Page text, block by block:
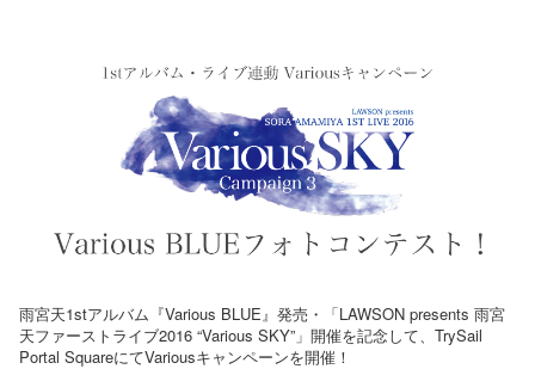
雨宮天1stアルバム『Various BLUE』発売・「LAWSON presents 雨宮
天ファーストライブ2016 “Various SKY”」開催を記念して、TrySail
Portal SquareにてVariousキャンペーンを開催！